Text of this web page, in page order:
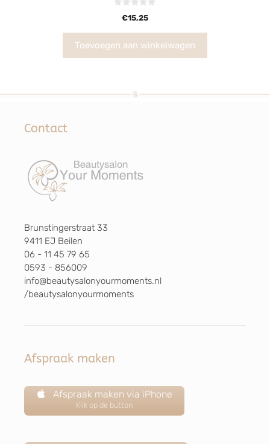
n
5
€15,25
Toevoegen aan winkelwagen
Contact
Brunstingerstraat 33
9411 EJ Beilen
06 - 11 45 79 65
0593 - 856009
info@beautysalonyourmoments.nl
/beautysalonyourmoments
Afspraak maken
Afspraak maken via iPhone
Klik op de button